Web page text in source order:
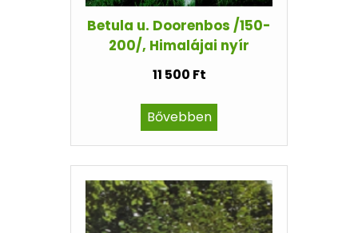
Betula u. Doorenbos /150-
200/, Himalájai nyír
11 500 Ft
Bővebben